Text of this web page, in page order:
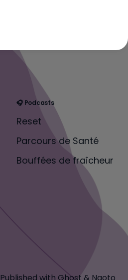
🎧 Podcasts
Reset
Parcours de Santé
Bouffées de fraîcheur